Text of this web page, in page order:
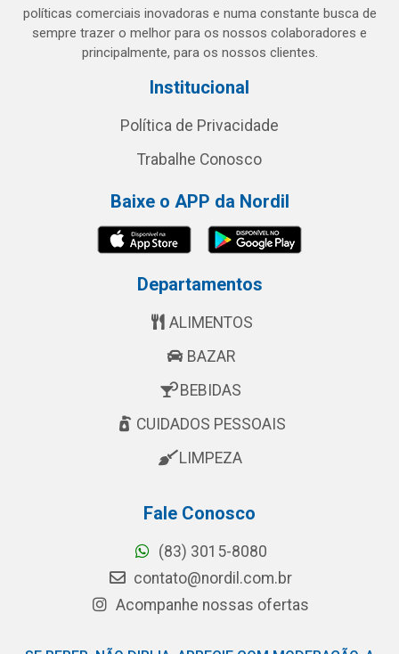
políticas comerciais inovadoras e numa constante busca de
sempre trazer o melhor para os nossos colaboradores e
principalmente, para os nossos clientes.
Institucional
Política de Privacidade
Trabalhe Conosco
Baixe o APP da Nordil
Departamentos
ALIMENTOS
BAZAR
BEBIDAS
CUIDADOS PESSOAIS
LIMPEZA
Fale Conosco
(83) 3015-8080
contato@nordil.com.br
Acompanhe nossas ofertas